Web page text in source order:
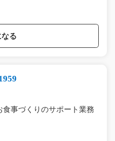
る
事づくりのサポート業務